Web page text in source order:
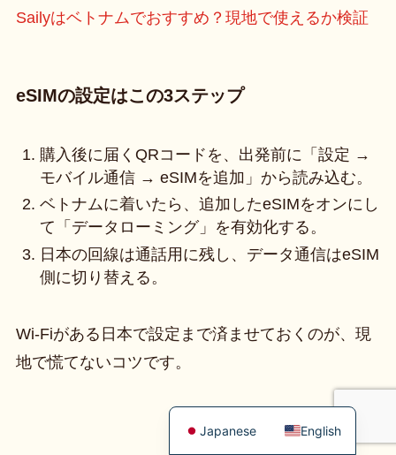
Sailyはベトナムでおすすめ？現地で使えるか検証
eSIMの設定はこの3ステップ
購入後に届くQRコードを、出発前に「設定 →
モバイル通信 → eSIMを追加」から読み込む。
ベトナムに着いたら、追加したeSIMをオンにし
て「データローミング」を有効化する。
日本の回線は通話用に残し、データ通信はeSIM
側に切り替える。
Wi-Fiがある日本で設定まで済ませておくのが、現
地で慌てないコツです。
Japanese English